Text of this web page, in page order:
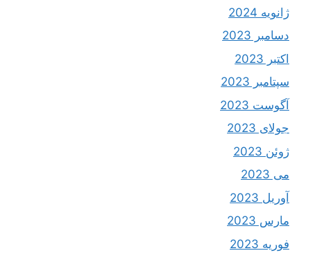
ژانویه 2024
دسامبر 2023
اکتبر 2023
سپتامبر 2023
آگوست 2023
جولای 2023
ژوئن 2023
می 2023
آوریل 2023
مارس 2023
فوریه 2023